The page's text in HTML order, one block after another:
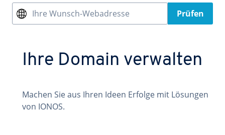
Ihre Wunsch-Webadresse Prüfen
Ihre Domain verwalten
Machen Sie aus Ihren Ideen Erfolge mit Lösungen
von IONOS.